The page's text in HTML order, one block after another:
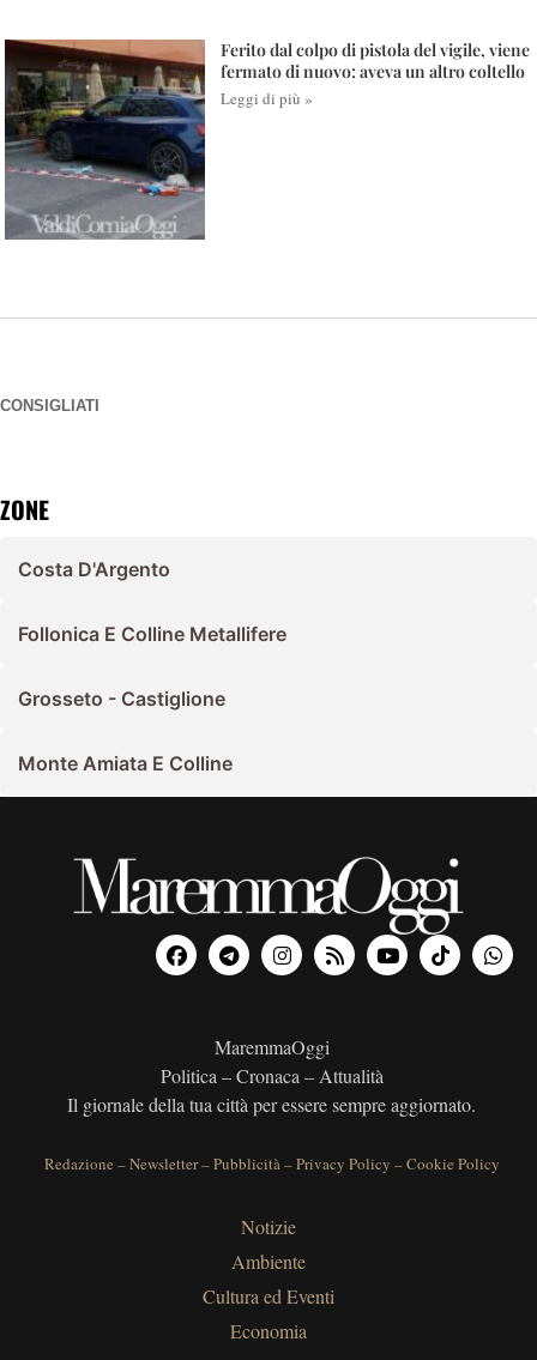
Ferito dal colpo di pistola del vigile, viene
fermato di nuovo: aveva un altro coltello
Leggi di più »
CONSIGLIATI
ZONE
Costa D'Argento
Follonica E Colline Metallifere
Grosseto - Castiglione
Monte Amiata E Colline
MaremmaOggi
Politica – Cronaca – Attualità
Il giornale della tua città per essere sempre aggiornato.
Redazione –Newsletter–Pubblicità–Privacy Policy –Cookie Policy
Notizie
Ambiente
Cultura ed Eventi
Economia